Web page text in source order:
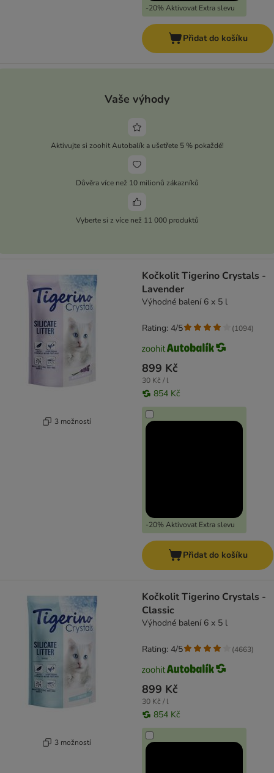
-20% Aktivovat Extra slevu
Přidat do košíku
Vaše výhody
Aktivujte si zoohit Autobalík a ušetřete 5 % pokaždé!
Důvěra více než 10 milionů zákazníků
Vyberte si z více než 11 000 produktů
3 možností
Kočkolit Tigerino Crystals -
Lavender
Výhodné balení 6 x 5 l
899 Kč
30 Kč / l
854 Kč
-20% Aktivovat Extra slevu
Rating: 4/5 (1094)
Přidat do košíku
3 možností
Kočkolit Tigerino Crystals -
Classic
Výhodné balení 6 x 5 l
899 Kč
30 Kč / l
854 Kč
Rating: 4/5 (4663)